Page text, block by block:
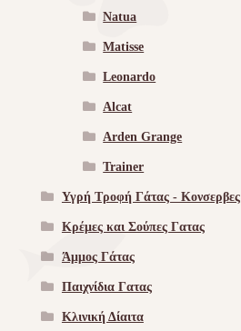
Natua
Matisse
Leonardo
Alcat
Arden Grange
Trainer
Υγρή Τροφή Γάτας - Kονσερβες
Κρέμες και Σούπες Γατας
Άμμος Γάτας
Παιχνίδια Γατας
Κλινική Δίαιτα